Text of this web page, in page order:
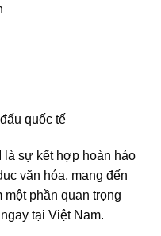
quốc tế
là sự kết hợp hoàn hảo
văn hóa, mang đến
phần quan trọng
tại Việt Nam.